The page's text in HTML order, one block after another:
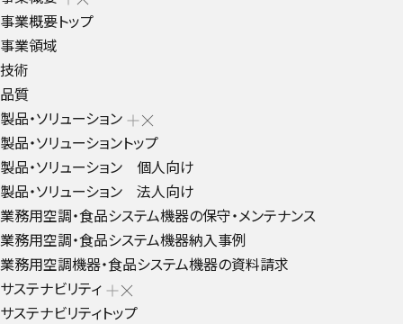
事業概要トップ
事業領域
技術
品質
製品・ソリューション
製品・ソリューショントップ
製品・ソリューション 個人向け
製品・ソリューション 法人向け
業務用空調・食品システム機器の保守・メンテナンス
業務用空調・食品システム機器納入事例
業務用空調機器・食品システム機器の資料請求
サステナビリティ
サステナビリティトップ